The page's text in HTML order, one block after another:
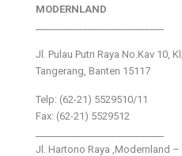
MODERNLAND
Jl. Pulau Putri Raya No.Kav 10,
Tangerang, Banten 15117
Telp: (62-21) 5529510/11
Fax: (62-21) 5529512
Jl. Hartono Raya ,Modernland –